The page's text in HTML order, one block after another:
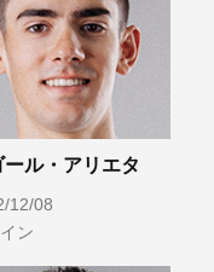
ール・アリエタ
12/08
ン